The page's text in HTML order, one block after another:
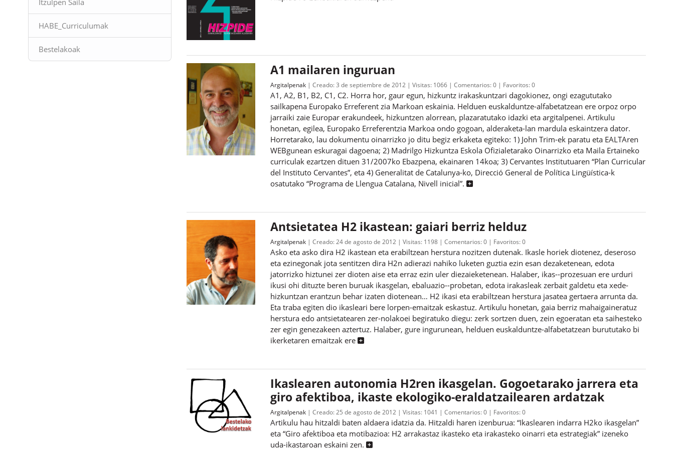
Itzulpen Saila
HABE_Curriculumak
Bestelakoak
A1 mailaren inguruan
Argitalpenak Creado:3 de septiembre de 2012 Visitas: 1066 Comentarios:0 Favoritos:0
A1, A2, B1, B2, C1, C2. Horra hor, gaur egun, hizkuntz irakaskuntzari dagokionez, ongi ezagututako
sailkapena Europako Erreferent zia Markoan eskainia. Helduen euskalduntze-alfabetatzean ere orpoz orpo
jarraiki zaie Europar erakundeek, hizkuntzen alorrean, plazaratutako idazki eta argitalpenei. Artikulu
honetan, egilea, Europako Erreferentzia Markoa ondo gogoan, alderaketa-lan mardula eskaintzera dator.
Horretarako, lau dokumentu oinarrizko jo ditu begiz erkaketa egiteko: 1) John Trim-ek paratu eta EALTAren
WEBgunean eskuragai dagoena; 2) Madrilgo Hizkuntza Eskola Ofizialetarako Oinarrizko eta Maila Ertaineko
curriculak ezartzen dituen 31/2007ko Ebazpena, ekainaren 14koa; 3) Cervantes Institutuaren “Plan Curricular
del Instituto Cervantes”, eta 4) Generalitat de Catalunya-ko, Direcció General de Política Lingüística-k
osatutako “Programa de Llengua Catalana, Nivell inicial”.
Antsietatea H2 ikastean: gaiari berriz helduz
Argitalpenak Creado:24 de agosto de 2012 Visitas: 1198 Comentarios:0 Favoritos:0
Asko eta asko dira H2 ikastean eta erabiltzean herstura nozitzen dutenak. Ikasle horiek diotenez, deseroso
eta ezinegonak jota sentitzen dira H2n adierazi nahiko luketen guztia ezin esan dezaketenean, edota
jatorrizko hiztunei zer dioten aise eta erraz ezin uler diezaieketenean. Halaber, ikas--prozesuan ere urduri
ikusi ohi dituzte beren buruak ikasgelan, ebaluazio--probetan, edota irakasleak zerbait galdetu eta xede-
hizkuntzan erantzun behar izaten diotenean… H2 ikasi eta erabiltzean herstura jasatea gertaera arrunta da.
Eta traba egiten dio ikasleari bere lorpen-emaitzak eskastuz. Artikulu honetan, gaia berriz mahaigaineratuz
herstura edo antsietatearen zer-nolakoei begiratuko diegu: zerk sortzen duen, zein egoeratan eta saihesteko
zer egin genezakeen aztertuz. Halaber, gure ingurunean, helduen euskalduntze-alfabetatzean burututako bi
ikerketaren emaitzak ere
Ikaslearen autonomia H2ren ikasgelan. Gogoetarako jarrera eta
giro afektiboa, ikaste ekologiko-eraldatzailearen ardatzak
Argitalpenak Creado:25 de agosto de 2012 Visitas: 1041 Comentarios:0 Favoritos:0
Artikulu hau hitzaldi baten aldaera idatzia da. Hitzaldi haren izenburua: “Ikaslearen indarra H2ko ikasgelan”
eta “Giro afektiboa eta motibazioa: H2 arrakastaz ikasteko eta irakasteko oinarri eta estrategiak” izeneko
uda-ikastaroan eskaini zen.